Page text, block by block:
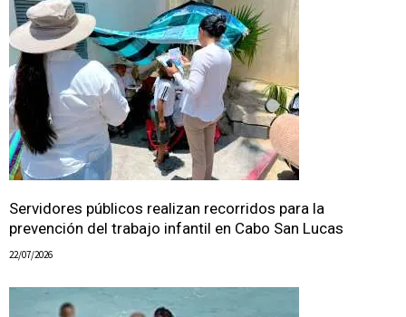
Servidores públicos realizan recorridos para la
prevención del trabajo infantil en Cabo San Lucas
22/07/2026